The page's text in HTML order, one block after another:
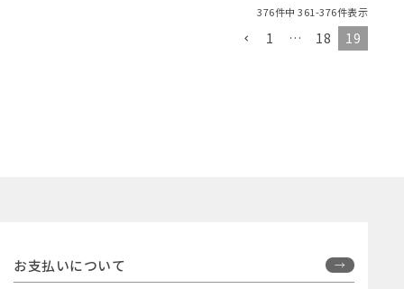
376件中 361-376件表示
1 … 18 19
お支払いについて